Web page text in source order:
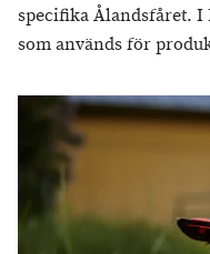
specifika Ålandsfåret. I
som används för